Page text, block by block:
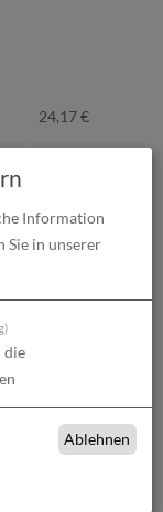
24,17€
0,00€
28,76€
Information
Sie in unserer
die
Ablehnen